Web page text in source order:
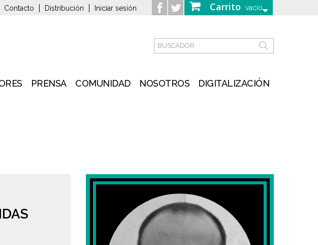
Carrito vacío
Contacto Distribución Iniciar sesión
PRENSA COMUNIDAD NOSOTROS DIGITALIZACIÓN